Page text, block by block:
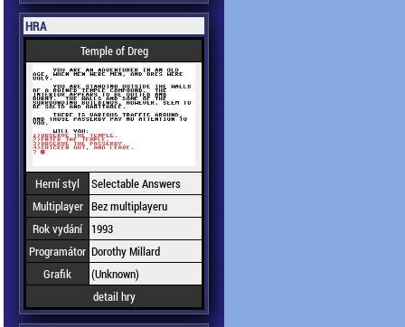
HRA
Temple of Dreg
Herní styl
Selectable Answers
Multiplayer Bez multiplayeru
Rok vydání
1993
Programátor Dorothy Millard
Grafik
(Unknown)
detail hry